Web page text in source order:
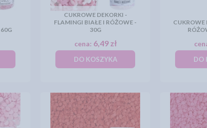
60G
CUKROWE DEKORKI -
FLAMINGI BIAŁE I RÓŻOWE -
30G
cena: 6,49 zł
DO KOSZYKA
CUKROWE
DO